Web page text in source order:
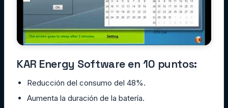
KAR Energy Software en 10 puntos:
Reducción del consumo del 48%.
Aumenta la duración de la batería.